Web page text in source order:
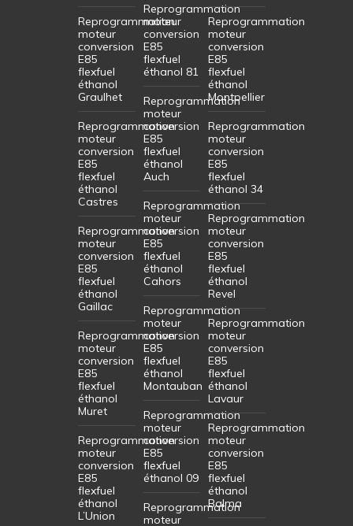
Reprogrammation
moteur
conversion
E85
flexfuel
éthanol
Graulhet
Reprogrammation
moteur
conversion
E85
flexfuel
éthanol
Castres
Reprogrammation
moteur
conversion
E85
flexfuel
éthanol
Gaillac
Reprogrammation
moteur
conversion
E85
flexfuel
éthanol
Muret
Reprogrammation
moteur
conversion
E85
flexfuel
éthanol
L’Union
Reprogrammation
moteur
conversion
E85
flexfuel
éthanol 81
Reprogrammation
moteur
conversion
E85
flexfuel
éthanol
Auch
Reprogrammation
moteur
conversion
E85
flexfuel
éthanol
Cahors
Reprogrammation
moteur
conversion
E85
flexfuel
éthanol
Montauban
Reprogrammation
moteur
conversion
E85
flexfuel
éthanol 09
Reprogrammation
moteur
Reprogrammation
moteur
conversion
E85
flexfuel
éthanol
Montpellier
Reprogrammation
moteur
conversion
E85
flexfuel
éthanol 34
Reprogrammation
moteur
conversion
E85
flexfuel
éthanol
Revel
Reprogrammation
moteur
conversion
E85
flexfuel
éthanol
Lavaur
Reprogrammation
moteur
conversion
E85
flexfuel
éthanol
Balma